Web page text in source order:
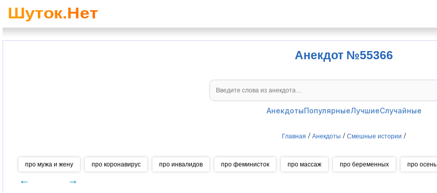
Анекдот №55366
АнекдотыПопулярныеЛучшиеСлучайные
Главная / Анекдоты / Смешные истории /
про мужа и жену про коронавирус про инвалидов про феминисток про массаж про беременных про осень
← →